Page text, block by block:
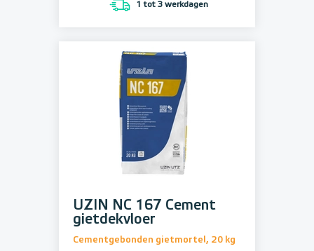
1 tot 3 werkdagen
UZIN NC 167 Cement
gietdekvloer
Cementgebonden gietmortel, 20 kg